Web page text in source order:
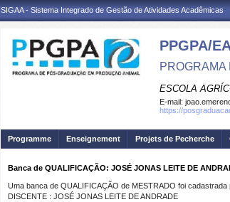
SIGAA - Sistema Integrado de Gestão de Atividades Acadêmicas
PPGPA/
ESCOLA
E-mail:
https://
Programme Enseignement Projets de Pecherche
Banca de QUALIFICAÇÃO: JOSÉ JONAS LEITE DE
Uma banca de QUALIFICAÇÃO de MESTRADO foi cadastrada
DISCENTE : JOSÉ JONAS LEITE DE ANDRADE